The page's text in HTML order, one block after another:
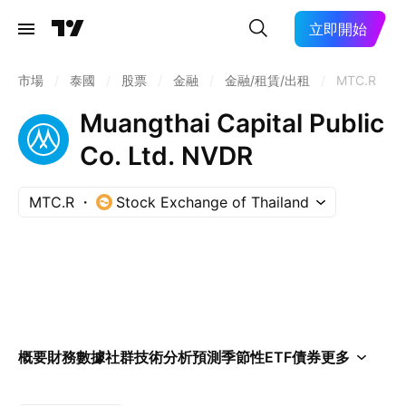
立即開始
市場 泰國 股票 金融 金融/租賃/出租 MTC.R
Muangthai Capital Public
Co. Ltd. NVDR
MTC.R Stock Exchange of Thailand
概要財務數據社群技術分析預測季節性ETF債券更多